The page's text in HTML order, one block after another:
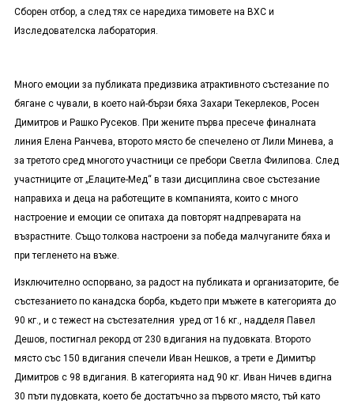
Сборен отбор, а след тях се наредиха тимовете на ВХС и
Изследователска лаборатория.
Много емоции за публиката предизвика атрактивното състезание по
бягане с чували, в което най-бързи бяха Захари Текерлеков, Росен
Димитров и Рашко Русеков. При жените първа пресече финалната
линия Елена Ранчева, второто място бе спечелено от Лили Минева, а
за третото сред многото участници се пребори Светла Филипова. След
участниците от „Елаците-Мед“ в тази дисциплина свое състезание
направиха и деца на работещите в компанията, които с много
настроение и емоции се опитаха да повторят надпреварата на
възрастните. Също толкова настроени за победа малчуганите бяха и
при тегленето на въже.
Изключително оспорвано, за радост на публиката и организаторите, бе
състезанието по канадска борба, където при мъжете в категорията до
90 кг., и с тежест на състезателния уред от 16 кг., надделя Павел
Дешов, постигнал рекорд от 230 вдигания на пудовката. Второто
място със 150 вдигания спечели Иван Нешков, а трети е Димитър
Димитров с 98 вдигания. В категорията над 90 кг. Иван Ничев вдигна
30 пъти пудовката, което бе достатъчно за първото място, тъй като